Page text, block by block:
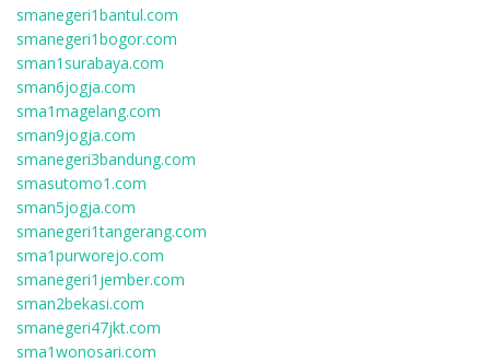
smanegeri1bantul.com
smanegeri1bogor.com
sman1surabaya.com
sman6jogja.com
sma1magelang.com
sman9jogja.com
smanegeri3bandung.com
smasutomo1.com
sman5jogja.com
smanegeri1tangerang.com
sma1purworejo.com
smanegeri1jember.com
sman2bekasi.com
smanegeri47jkt.com
sma1wonosari.com